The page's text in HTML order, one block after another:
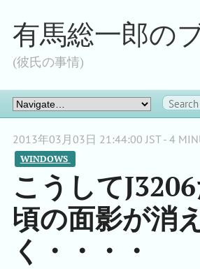
有馬総一郎の
(彼氏の事情)
2013年03月03日 21:44:00 JST - 4
WINDOWS
こうして
頃の面影が消
く・・・・